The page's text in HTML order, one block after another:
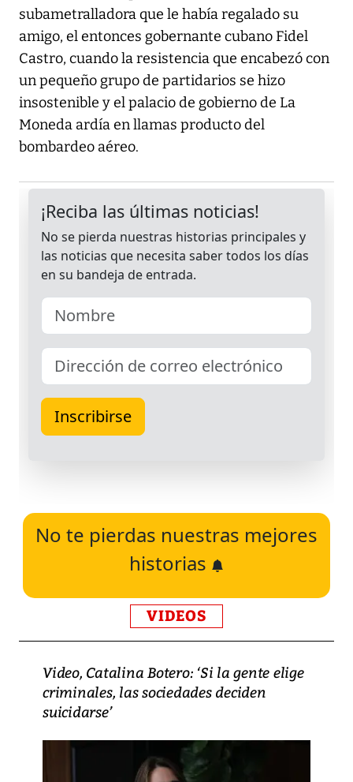
subametralladora que le había regalado su
amigo, el entonces gobernante cubano Fidel
Castro, cuando la resistencia que encabezó con
un pequeño grupo de partidarios se hizo
insostenible y el palacio de gobierno de La
Moneda ardía en llamas producto del
bombardeo aéreo.
No te pierdas nuestras mejores
historias
VIDEOS
Video, Catalina Botero: ‘Si la gente elige
criminales, las sociedades deciden
suicidarse’